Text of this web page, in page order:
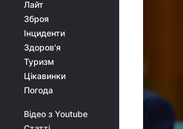
Лайт
Зброя
Інциденти
Здоров'я
Туризм
Цікавинки
Погода
Відео з Youtube